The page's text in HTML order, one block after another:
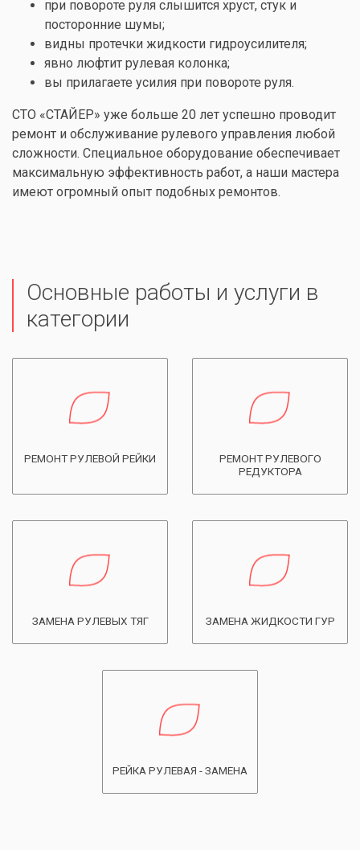
при повороте руля слышится хруст, стук и
посторонние шумы;
видны протечки жидкости гидроусилителя;
явно люфтит рулевая колонка;
вы прилагаете усилия при повороте руля.
СТО «СТАЙЕР» уже больше 20 лет успешно проводит
ремонт и обслуживание рулевого управления любой
сложности. Специальное оборудование обеспечивает
максимальную эффективность работ, а наши мастера
имеют огромный опыт подобных ремонтов.
Основные работы и услуги в
категории
РЕМОНТ РУЛЕВОЙ РЕЙКИ
РЕМОНТ РУЛЕВОГО
РЕДУКТОРА
ЗАМЕНА РУЛЕВЫХ ТЯГ ЗАМЕНА ЖИДКОСТИ ГУР
РЕЙКА РУЛЕВАЯ - ЗАМЕНА